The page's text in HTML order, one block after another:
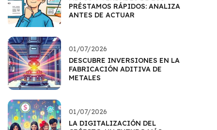
PRÉSTAMOS RÁPIDOS: ANALIZA
ANTES DE ACTUAR
01/07/2026
DESCUBRE INVERSIONES EN LA
FABRICACIÓN ADITIVA DE
METALES
01/07/2026
LA DIGITALIZACIÓN DEL